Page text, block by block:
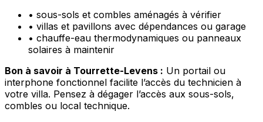
• sous-sols et combles aménagés à vérifier
• villas et pavillons avec dépendances ou garage
• chauffe-eau thermodynamiques ou panneaux
solaires à maintenir
Bon à savoir à Tourrette-Levens : Un portail ou
interphone fonctionnel facilite l’accès du technicien à
votre villa. Pensez à dégager l’accès aux sous-sols,
combles ou local technique.